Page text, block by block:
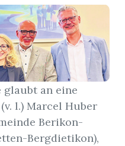
an eine
l.) Marcel Huber
Berikon-
Bergdietikon),